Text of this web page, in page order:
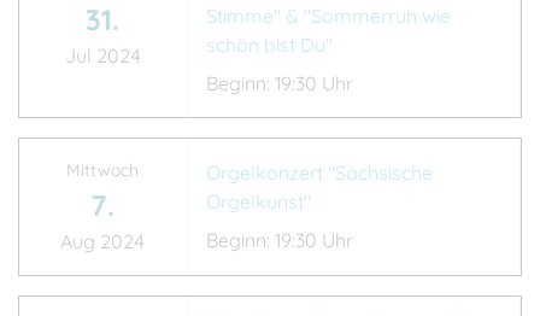
31.
Jul 2024
Stimme" & "Sommerruh wie
schön bist Du"
Beginn: 19:30 Uhr
Mittwoch
7.
Aug 2024
Orgelkonzert "Sächsische
Orgelkunst"
Beginn: 19:30 Uhr